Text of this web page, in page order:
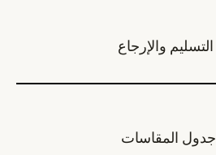
التسليم والإرجاع
جدول المقاسات